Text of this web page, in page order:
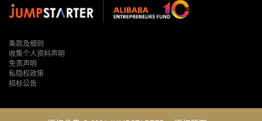
条款及细则
收集个人资料声明
免责声明
私隐权政策
招标公告